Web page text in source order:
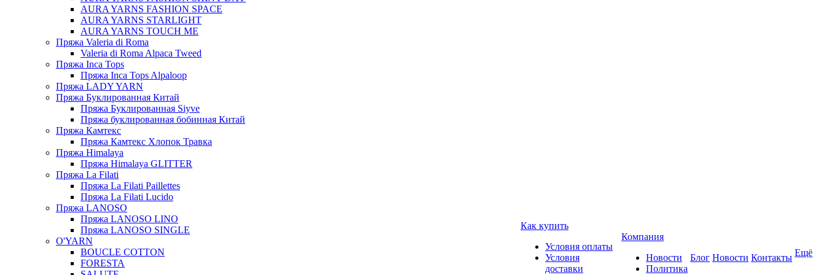
AURA YARNS FASHION SPACE
AURA YARNS STARLIGHT
AURA YARNS TOUCH ME
Пряжа Valeria di Roma
Valeria di Roma Alpaca Tweed
Пряжа Inca Tops
Пряжа Inca Tops Alpaloop
Пряжа LADY YARN
Пряжа Буклированная Китай
Пряжа Буклированная Siyve
Пряжа буклированная бобинная Китай
Пряжа Камтекс
Пряжа Камтекс Хлопок Травка
Пряжа Himalaya
Пряжа Himalaya GLITTER
Пряжа La Filati
Пряжа La Filati Paillettes
Пряжа La Filati Lucido
Пряжа LANOSO
Пряжа LANOSO LINO
Пряжа LANOSO SINGLE
O'YARN
BOUCLE COTTON
FORESTA
Как купить
Условия оплаты
Условия
доставки
Компания
Новости
Политика
Блог Новости Контакты Ещё